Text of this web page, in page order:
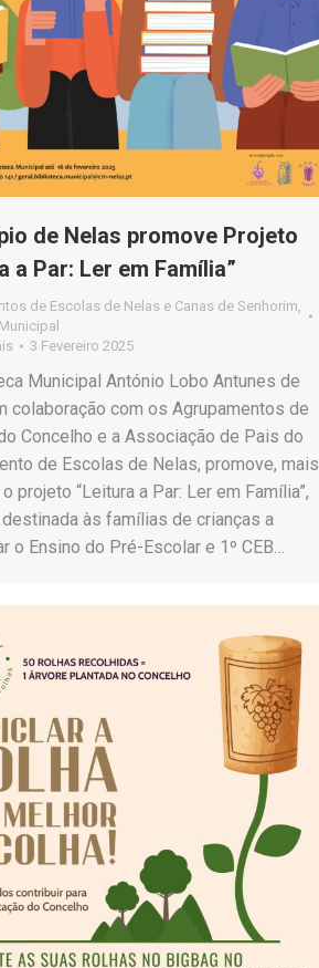
de Nelas promove Projeto
a Par: Ler em Família”
de Escolas de Nelas e Canas de Senhorim,
3 Fevereiro 2025
Municipal António Lobo Antunes de
colaboração com os Agrupamentos de
Concelho e a Associação de Pais do
de Escolas de Nelas, promove, mais
projeto “Leitura a Par: Ler em Família”,
às famílias de crianças a
o Ensino do Pré-Escolar e 1º CEB…